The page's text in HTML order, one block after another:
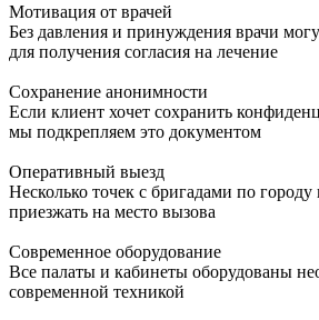
Мотивация от врачей
Без давления и принуждения врачи
для получения согласия на лечение
Сохранение анонимности
Если клиент хочет сохранить
мы подкрепляем это документом
Оперативный выезд
Несколько точек с бригадами по
приезжать на место вызова
Современное оборудование
Все палаты и кабинеты оборудованы
современной техникой